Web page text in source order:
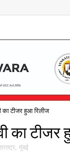
का टीजर हुआ रिलीज
का
, मुंबई